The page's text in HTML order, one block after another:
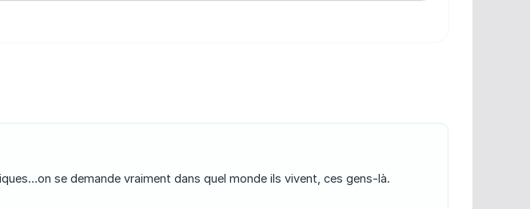
se demande vraiment dans quel monde ils vivent, ces gens-là.